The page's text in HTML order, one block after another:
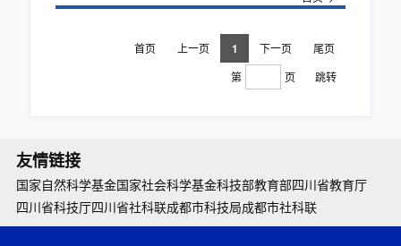
首页 上一页 1 下一页
尾页
第
页 跳转
友情链接
国家自然科学基金国家社会科学基金科技部教育部四川省教育厅
四川省科技厅四川省社科联成都市科技局成都市社科联